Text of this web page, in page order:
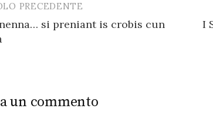
PRECEDENTE
si preniant is crobis cun
I
un commento